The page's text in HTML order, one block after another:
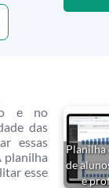
e no
das
essas
planilha
esse
Planilha
de
e